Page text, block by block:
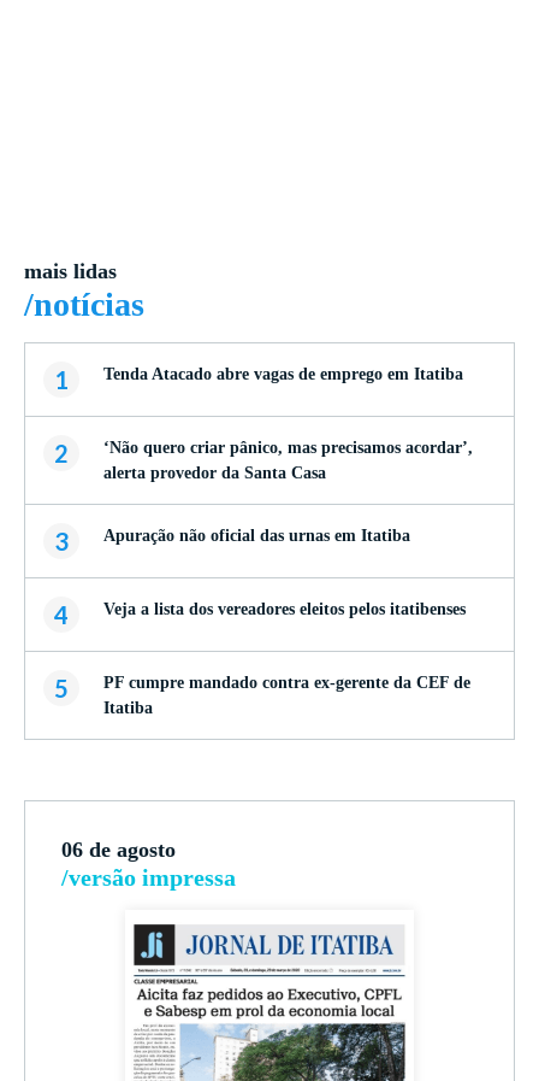
mais lidas
/notícias
1 Tenda Atacado abre vagas de emprego em Itatiba
2
‘Não quero criar pânico, mas precisamos acordar’,
alerta provedor da Santa Casa
3 Apuração não oficial das urnas em Itatiba
4 Veja a lista dos vereadores eleitos pelos itatibenses
5
PF cumpre mandado contra ex-gerente da CEF de
Itatiba
06 de agosto
/versão impressa